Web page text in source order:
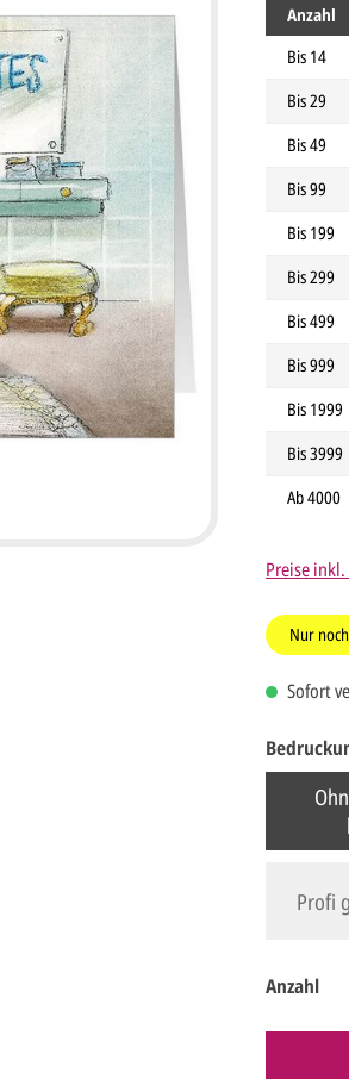
Anzahl
Bis 14
Bis29
Bis49
Bis99
Bis 199
Bis299
Bis499
Bis999
Bis 1999
Bis3999
Ab4000
Preise
Nur noch
Sofort
Profi
Anzahl